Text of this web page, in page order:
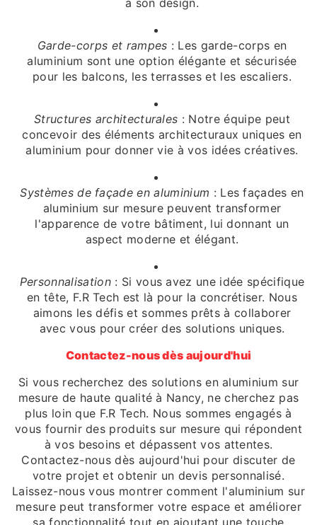
Garde-corps et rampes : Les garde-corps en
aluminium sont une option élégante et sécurisée
pour les balcons, les terrasses et les escaliers.
Structures architecturales : Notre équipe peut
concevoir des éléments architecturaux uniques en
aluminium pour donner vie à vos idées créatives.
Systèmes de façade en aluminium : Les façades en
aluminium sur mesure peuvent transformer
l'apparence de votre bâtiment, lui donnant un
aspect moderne et élégant.
Personnalisation: Si vous avez une idée spécifique
en tête, F.R Tech est là pour la concrétiser. Nous
aimons les défis et sommes prêts à collaborer
avec vous pour créer des solutions uniques.
Contactez-nous dès aujourd'hui
Si vous recherchez des solutions en aluminium sur
mesure de haute qualité à Nancy, ne cherchez pas
plus loin que F.R Tech. Nous sommes engagés à
vous fournir des produits sur mesure qui répondent
à vos besoins et dépassent vos attentes.
Contactez-nous dès aujourd'hui pour discuter de
votre projet et obtenir un devis personnalisé.
Laissez-nous vous montrer comment l'aluminium sur
mesure peut transformer votre espace et améliorer
sa fonctionnalité tout en ajoutant une touche